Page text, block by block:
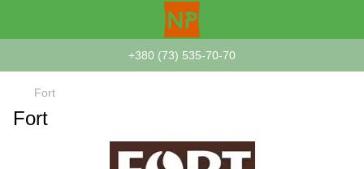
+380 (73) 535-70-70
Fort
Fort